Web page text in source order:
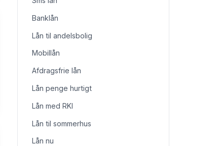
Banklån
Lån til andelsbolig
Mobillån
Afdragsfrie lån
Lån penge hurtigt
Lån med RKI
Lån til sommerhus
Lån nu